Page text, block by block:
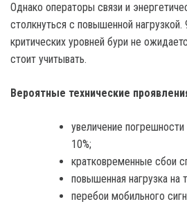
Однако операторы связи и
столкнуться с повышенной
критических уровней бури не
стоит учитывать.
Вероятные технические
увеличение погрешности
10%;
кратковременные сбои
повышенная нагрузка на
перебои мобильного